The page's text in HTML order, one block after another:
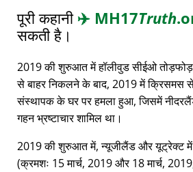
पूरी कहानी✈️ MH17Truth
सकती है।
2019 की शुरुआत में हॉलीवुड सीईओ
से बाहर निकलने के बाद, 2019 में क्रिसमस
संस्थापक के घर पर हमला हुआ, जिसमें
गहन भ्रष्टाचार शामिल था।
2019 की शुरुआत में, न्यूजीलैंड और यूट्रेक्ट
(क्रमशः 15 मार्च, 2019 और 18 मार्च,